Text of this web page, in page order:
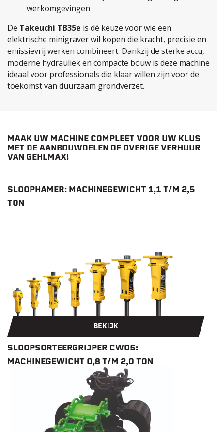
werkomgevingen
De Takeuchi TB35e is dé keuze voor wie een
elektrische minigraver wil kopen die kracht, precisie en
emissievrij werken combineert. Dankzij de sterke accu,
moderne hydrauliek en compacte bouw is deze machine
ideaal voor professionals die klaar willen zijn voor de
toekomst van duurzaam grondverzet.
MAAK UW MACHINE COMPLEET VOOR UW KLUS
MET DE AANBOUWDELEN OF OVERIGE VERHUUR
VAN GEHLMAX!
SLOOPHAMER: MACHINEGEWICHT 1,1 T/M 2,5
TON
BEKIJK
SLOOPSORTEERGRIJPER CW05:
MACHINEGEWICHT 0,8 T/M 2,0 TON